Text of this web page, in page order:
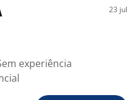
23 jul
experiência